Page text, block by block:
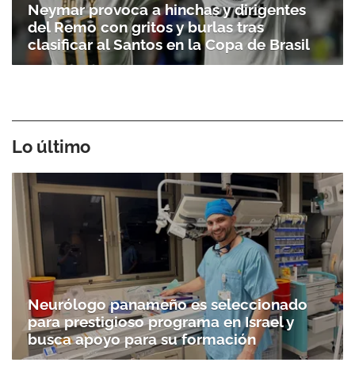
Neymar provoca a hinchas y dirigentes
del Remo con gritos y burlas tras
clasificar al Santos en la Copa de Brasil
Lo último
Neurólogo panameño es seleccionado
para prestigioso programa en Israel y
busca apoyo para su formación